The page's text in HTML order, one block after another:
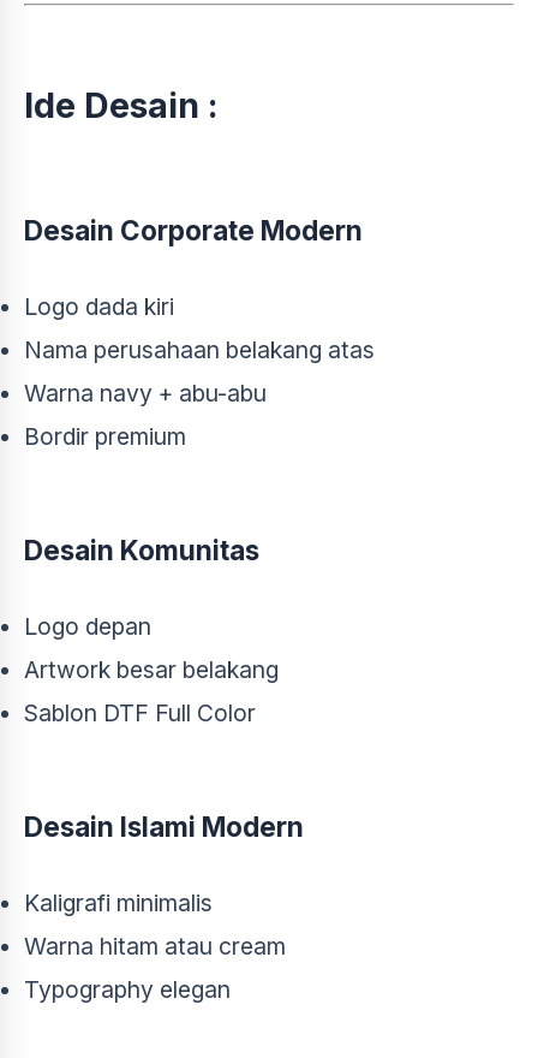
Ide Desain :
Desain Corporate Modern
Logo dada kiri
Nama perusahaan belakang atas
Warna navy + abu-abu
Bordir premium
Desain Komunitas
Logo depan
Artwork besar belakang
Sablon DTF Full Color
Desain Islami Modern
Kaligrafi minimalis
Warna hitam atau cream
Typography elegan